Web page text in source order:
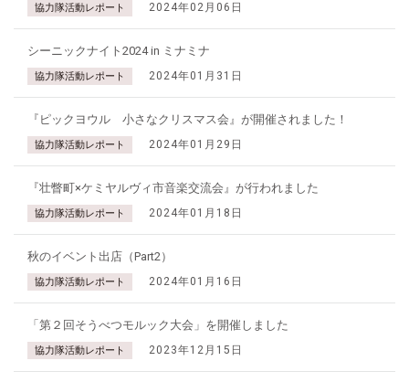
協力隊活動レポート 2024年02月06日
シーニックナイト2024 in ミナミナ
協力隊活動レポート 2024年01月31日
『ピックヨウル 小さなクリスマス会』が開催されました！
協力隊活動レポート 2024年01月29日
『壮瞥町×ケミヤルヴィ市音楽交流会』が行われました
協力隊活動レポート 2024年01月18日
秋のイベント出店（Part2）
協力隊活動レポート 2024年01月16日
「第２回そうべつモルック大会」を開催しました
協力隊活動レポート 2023年12月15日